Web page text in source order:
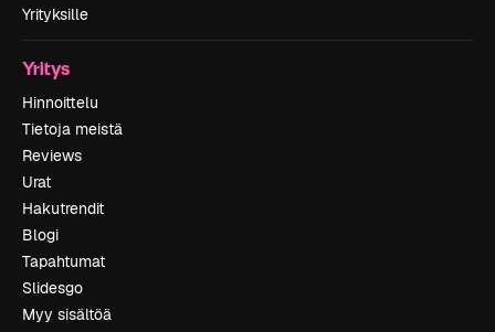
Yrityksille
Yritys
Hinnoittelu
Tietoja meistä
Reviews
Urat
Hakutrendit
Blogi
Tapahtumat
Slidesgo
Myy sisältöä